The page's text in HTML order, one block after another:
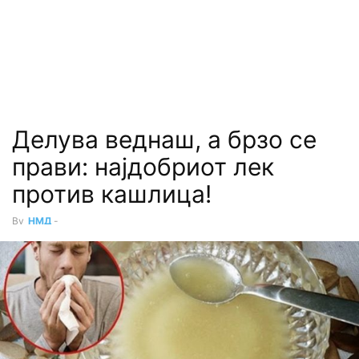
Делува веднаш, а брзо се
прави: најдобриот лек
против кашлица!
By НМД -